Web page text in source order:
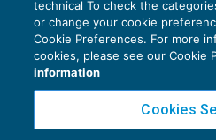
Privacy
Cookie
technical To check the
or change your cookie
Cookie Preferences. For more
cookies, please see our Cookie
information
Cookies